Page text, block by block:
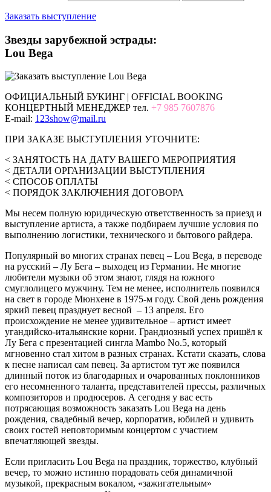
Заказать выступление
Звезды зарубежной эстрады:
Lou Bega
ОФИЦИАЛЬНЫЙ БУКИНГ | OFFICIAL BOOKING
КОНЦЕРТНЫЙ МЕНЕДЖЕР тел. +7 985 7607876
E-mail: 123show@mail.ru
ПРИ ЗАКАЗЕ ВЫСТУПЛЕНИЯ УТОЧНИТЕ:
< ЗАНЯТОСТЬ НА ДАТУ ВАШЕГО МЕРОПРИЯТИЯ
< ДЕТАЛИ ОРГАНИЗАЦИИ ВЫСТУПЛЕНИЯ
< СПОСОБ ОПЛАТЫ
< ПОРЯДОК ЗАКЛЮЧЕНИЯ ДОГОВОРА
Мы несем полную юридическую ответственность за приезд и
выступление артиста, а также подбираем лучшие условия по
выполнению логистики, технического и бытового райдера.
Популярный во многих странах певец – Lou Bega, в переводе
на русский – Лу Бега – выходец из Германии. Не многие
любители музыки об этом знают, глядя на южного
смуглолицего мужчину. Тем не менее, исполнитель появился
на свет в городе Мюнхене в 1975-м году. Свой день рождения
яркий певец празднует весной – 13 апреля. Его
происхождение не менее удивительное – артист имеет
угандийско-итальянские корни. Грандиозный успех пришёл к
Лу Бега с презентацией сингла Mambo No.5, который
мгновенно стал хитом в разных странах. Кстати сказать, слова
к песне написал сам певец. За артистом тут же появился
длинный поток из благодарных и очарованных поклонников
его несомненного таланта, представителей прессы, различных
композиторов и продюсеров. А сегодня у вас есть
потрясающая возможность заказать Lou Bega на день
рождения, свадебный вечер, корпоратив, юбилей и удивить
своих гостей неповторимым концертом с участием
впечатляющей звезды.
Если пригласить Lou Bega на праздник, торжество, клубный
вечер, то можно истинно порадовать себя динамичной
музыкой, прекрасным вокалом, «зажигательным»